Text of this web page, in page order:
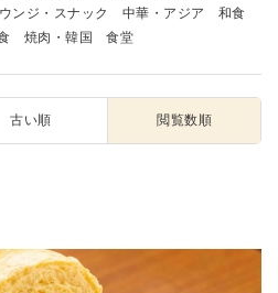
ンジ・スナック 中華・アジア
和食
焼肉・韓国 食堂
古い順 閲覧数順